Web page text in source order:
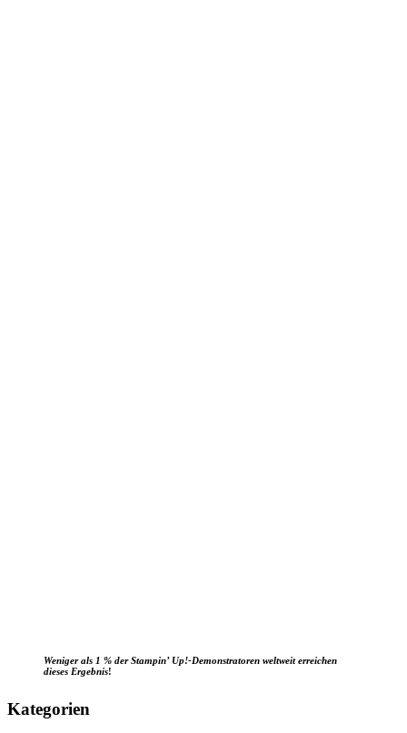
Weniger als 1 % der Stampin’ Up!-Demonstratoren weltweit erreichen
dieses Ergebnis!
Kategorien